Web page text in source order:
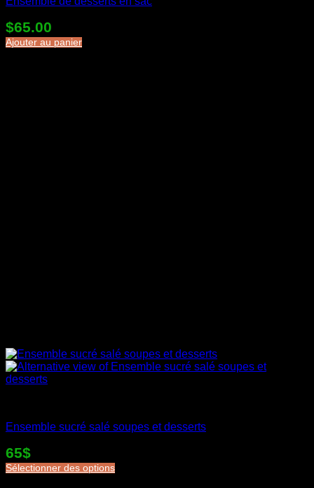
$65.00
Ajouter au panier
Ensemble sucré salé soupes et desserts
65$
Sélectionner des options